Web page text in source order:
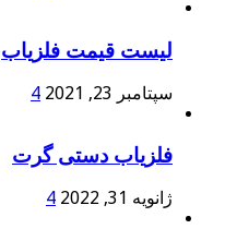
لیست قیمت فلزیاب
سپتامبر 23, 2021 4
فلزیاب دستی گرت
ژانویه 31, 2022 4